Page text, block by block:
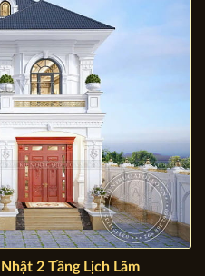
2 Tầng Lịch Lãm